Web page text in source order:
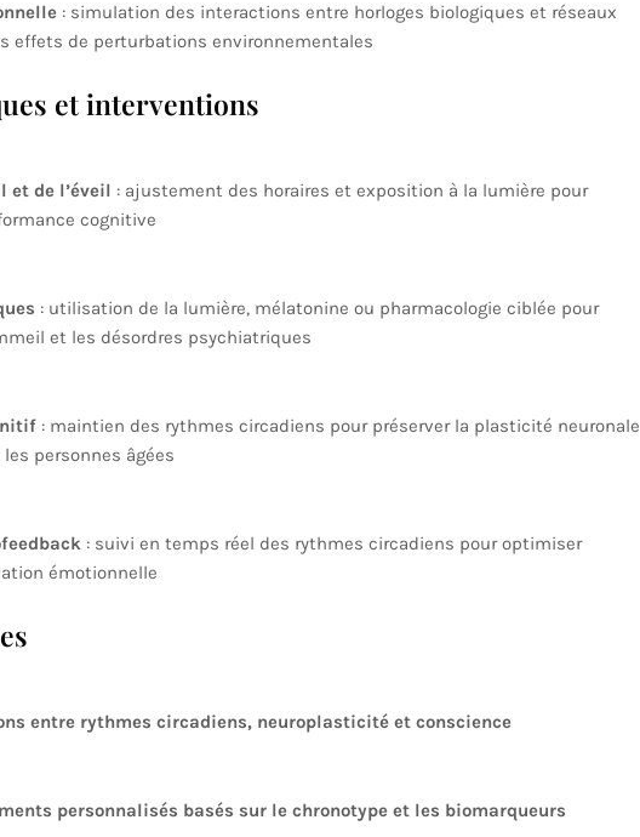
: simulation des interactions entre horloges biologiques et réseaux
effets de perturbations environnementales
et interventions
et de l’éveil : ajustement des horaires et exposition à la lumière pour
cognitive
: utilisation de la lumière, mélatonine ou pharmacologie ciblée pour
et les désordres psychiatriques
: maintien des rythmes circadiens pour préserver la plasticité neuronale
personnes âgées
: suivi en temps réel des rythmes circadiens pour optimiser
émotionnelle
entre rythmes circadiens, neuroplasticité et conscience
personnalisés basés sur le chronotype et les biomarqueurs